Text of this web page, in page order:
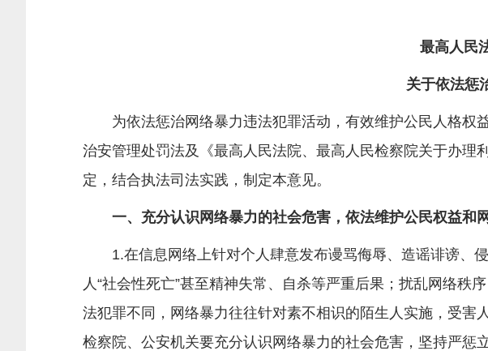
最高人民
关于依法惩
为依法惩治网络暴力违法犯罪活动，有效维护公民人格权益
治安管理处罚法及《最高人民法院、最高人民检察院关于办
定，结合执法司法实践，制定本意见。
一、充分认识网络暴力的社会危害，依法维护公民权益和
1.在信息网络上针对个人肆意发布谩骂侮辱、造谣诽谤、
人“社会性死亡”甚至精神失常、自杀等严重后果；扰乱网络
法犯罪不同，网络暴力往往针对素不相识的陌生人实施，受
检察院、公安机关要充分认识网络暴力的社会危害，坚持严